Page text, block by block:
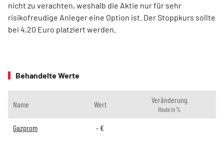
nicht zu verachten, weshalb die Aktie nur für sehr
risikofreudige Anleger eine Option ist. Der Stoppkurs sollte
bei 4,20 Euro platziert werden.
Behandelte Werte
Name Wert Veränderung
Heute in %
Gazprom - €